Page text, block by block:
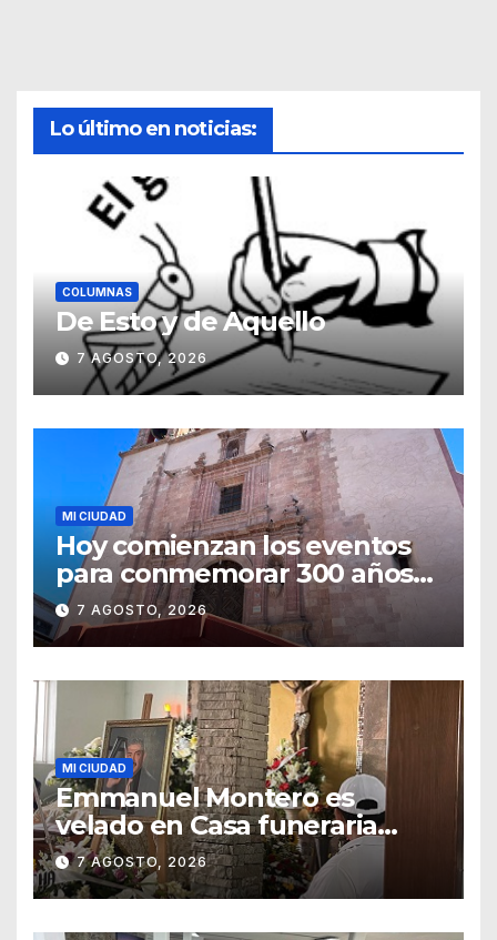
Lo último en noticias:
COLUMNAS
De Esto y de Aquello
7 AGOSTO, 2026
MI CIUDAD
Hoy comienzan los eventos
para conmemorar 300 años
del templo de San Roque
7 AGOSTO, 2026
MI CIUDAD
Emmanuel Montero es
velado en Casa funeraria
Forasté
7 AGOSTO, 2026